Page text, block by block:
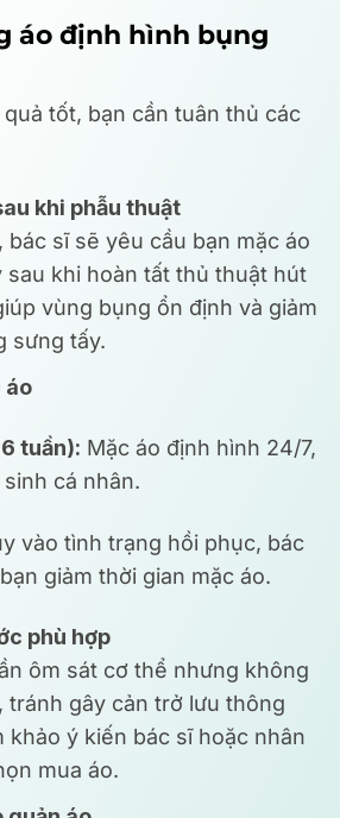
áo định hình bụng
tốt, bạn cần tuân thủ các
khi phẫu thuật
sĩ sẽ yêu cầu bạn mặc áo
sau khi hoàn tất thủ thuật hút
vùng bụng ổn định và giảm
sưng tấy.
áo
tuần): Mặc áo định hình 24/7,
cá nhân.
vào tình trạng hồi phục, bác
giảm thời gian mặc áo.
phù hợp
ôm sát cơ thể nhưng không
tránh gây cản trở lưu thông
khảo ý kiến bác sĩ hoặc nhân
mua áo.